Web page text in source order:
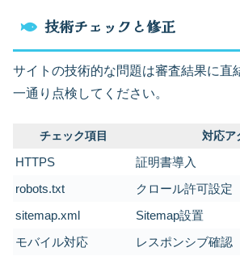
技術チェックと修正
サイトの技術的な問題は審査結果に直
一通り点検してください。
チェック項目 対応ア
HTTPS
証明書導入
robots.txt
クロール許可設定
sitemap.xml
Sitemap設置
モバイル対応
レスポンシブ確認